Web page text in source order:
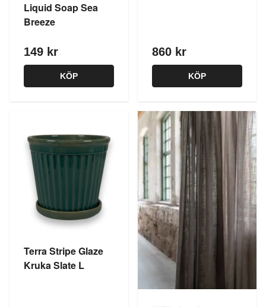
Liquid Soap Sea
Breeze
149 kr
KÖP
860 kr
KÖP
Terra Stripe Glaze
Kruka Slate L